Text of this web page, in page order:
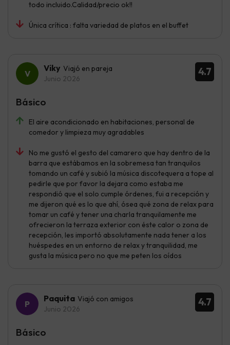
todo incluido.Calidad/precio ok!!
Única crítica : falta variedad de platos en el buffet
4.7
Viky Viajó en pareja
Junio 2026
El aire acondicionado en habitaciones, personal de
comedor y limpieza muy agradables
No me gustó el gesto del camarero que hay dentro de la
barra que estábamos en la sobremesa tan tranquilos
tomando un café y subió la música discotequera a tope al
pedirle que por favor la dejara como estaba me
respondió que el solo cumple órdenes, fui a recepción y
me dijeron qué es lo que ahí, ósea qué zona de relax para
tomar un café y tener una charla tranquilamente me
ofrecieron la terraza exterior con éste calor o zona de
recepción, les importó absolutamente nada tener a los
huéspedes en un entorno de relax y tranquilidad, me
gusta la música pero no que me peten los oídos
Básico
4.7
Paquita Viajó con amigos
Junio 2026
Básico